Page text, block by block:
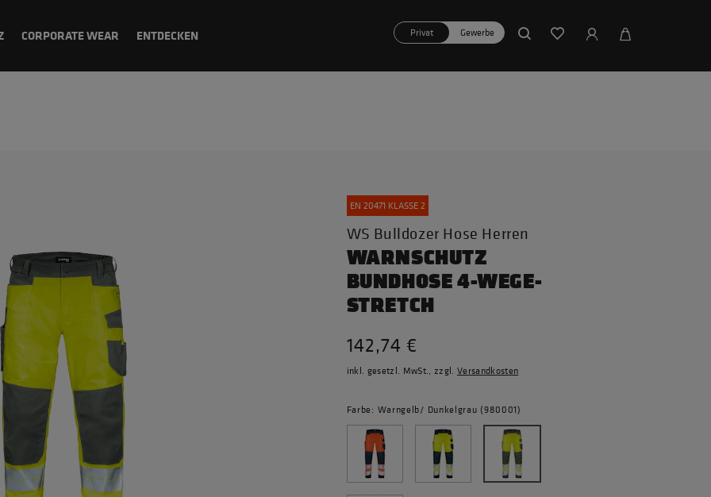
CORPORATE WEAR ENTDECKEN Privat Gewerbe
EN 20471 KLASSE 2
WS Bulldozer Hose Herren
WARNSCHUTZ
BUNDHOSE 4-WEGE-
STRETCH
142,74 €
inkl. gesetzl. MwSt., zzgl. Versandkosten
Farbe: Warngelb/ Dunkelgrau (980001)